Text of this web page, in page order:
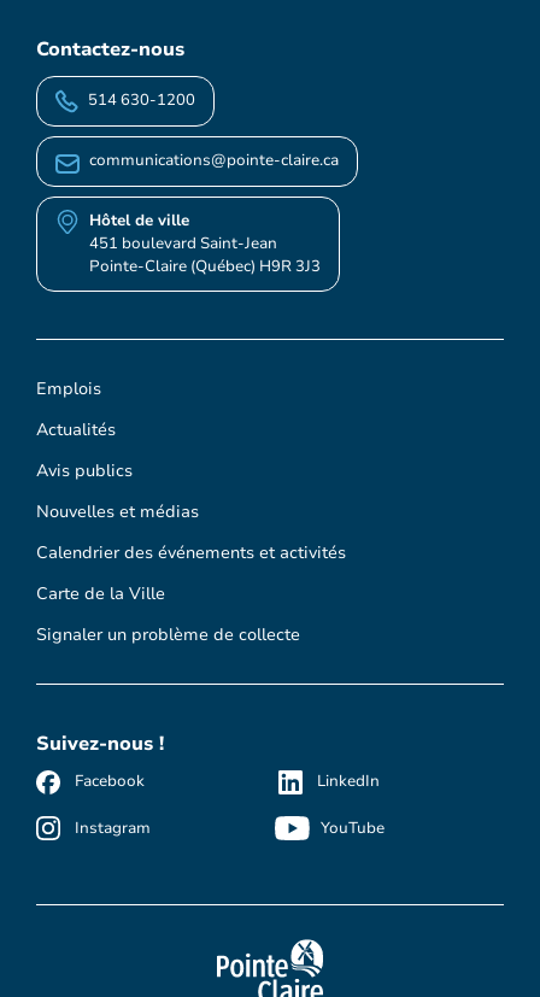
Emplois
Actualités
Avis publics
Nouvelles et médias
Calendrier des événements et activités
Carte de la Ville
Signaler un problème de collecte
Contactez-nous
514 630-1200
communications@pointe-claire.ca
Hôtel de ville
451 boulevard Saint-Jean
Pointe-Claire (Québec) H9R 3J3
Suivez-nous !
Facebook
Instagram
LinkedIn
YouTube